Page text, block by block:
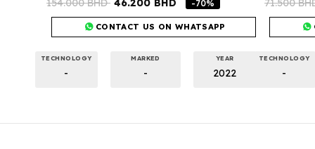
TECHNOLOGY
-
-70%
CONTACT US ON WHATSAPP
YEAR
2022
MARKED
-
TECHNOLOGY
-